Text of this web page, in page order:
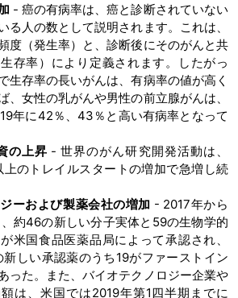
- 癌の有病率は、癌と診断されていない
る人の数として説明されます。これは、
度（発生率）と、診断後にそのがんと共
存率）により定義されます。したがっ
生存率の長いがんは、有病率の値が高く
、女性の乳がんや男性の前立腺がんは、
年に42％、43％と高い有病率となって
の上昇 - 世界のがん研究開発活動は、
のトレイルスタートの増加で急増し続
ーおよび製薬会社の増加 - 2017年から
約46の新しい分子実体と59の生物学的
米国食品医薬品局によって承認され、
しい承認薬のうち19がファーストイン
った。また、バイオテクノロジー企業や
は、米国では2019年第1四半期までに